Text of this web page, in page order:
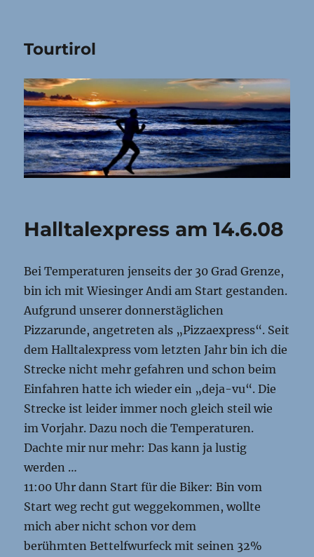
Tourtirol
Halltalexpress am 14.6.08
Bei Temperaturen jenseits der 30 Grad Grenze,
bin ich mit Wiesinger Andi am Start gestanden.
Aufgrund unserer donnerstäglichen
Pizzarunde, angetreten als „Pizzaexpress“. Seit
dem Halltalexpress vom letzten Jahr bin ich die
Strecke nicht mehr gefahren und schon beim
Einfahren hatte ich wieder ein „deja-vu“. Die
Strecke ist leider immer noch gleich steil wie
im Vorjahr. Dazu noch die Temperaturen.
Dachte mir nur mehr: Das kann ja lustig
werden …
11:00 Uhr dann Start für die Biker: Bin vom
Start weg recht gut weggekommen, wollte
mich aber nicht schon vor dem
berühmten Bettelfwurfeck mit seinen 32%